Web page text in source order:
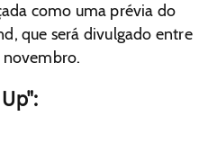
como uma prévia do
que será divulgado entre
novembro.